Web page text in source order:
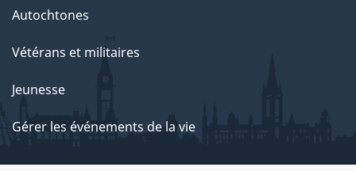
Autochtones
Vétérans et militaires
Jeunesse
Gérer les événements de la vie